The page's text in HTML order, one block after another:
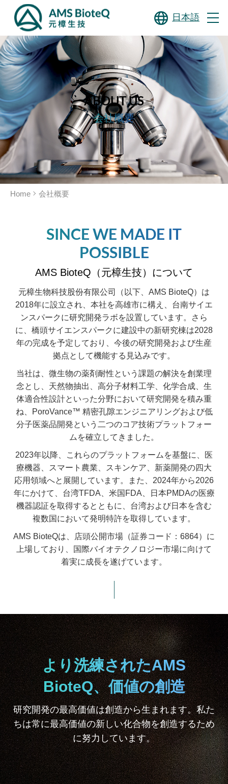
日本語
ABOUT US
会社概要
Home 会社概要
SINCE WE MADE IT
POSSIBLE
AMS BioteQ（元樟生技）について
元樟生物科技股份有限公司（以下、AMS BioteQ）は
2018年に設立され、本社を高雄市に構え、台南サイエ
ンスパークに研究開発ラボを設置しています。さら
に、橋頭サイエンスパークに建設中の新研究棟は2028
年の完成を予定しており、今後の研究開発および生産
拠点として機能する見込みです。
当社は、微生物の薬剤耐性という課題の解決を創業理
念とし、天然物抽出、高分子材料工学、化学合成、生
体適合性設計といった分野において研究開発を積み重
ね、PoroVance™ 精密孔隙エンジニアリングおよび低
分子医薬品開発という二つのコア技術プラットフォー
ムを確立してきました。
2023年以降、これらのプラットフォームを基盤に、医
療機器、スマート農業、スキンケア、新薬開発の四大
応用領域へと展開しています。また、2024年から2026
年にかけて、台湾TFDA、米国FDA、日本PMDAの医療
機器認証を取得するとともに、台湾および日本を含む
複数国において発明特許を取得しています。
AMS BioteQは、店頭公開市場（証券コード：6864）に
上場しており、国際バイオテクノロジー市場に向けて
着実に成長を遂げています。
より洗練されたAMS
BioteQ、価値の創造
研究開発の最高価値は創造から生まれます。私た
ちは常に最高価値の新しい化合物を創造するため
に努力しています。